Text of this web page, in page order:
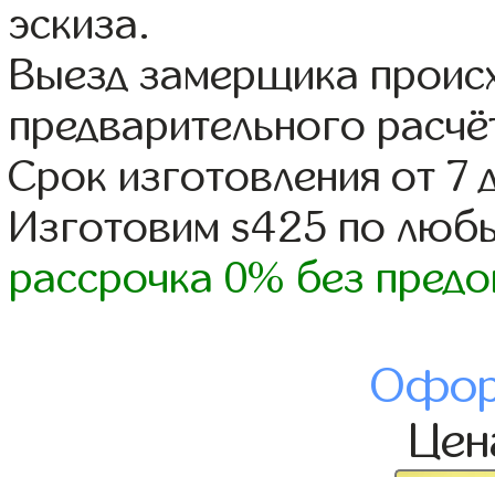
эскиза.
Выезд замерщика
предварительного
Срок изготовления от 7
Изготовим s425 по
рассрочка 0% без